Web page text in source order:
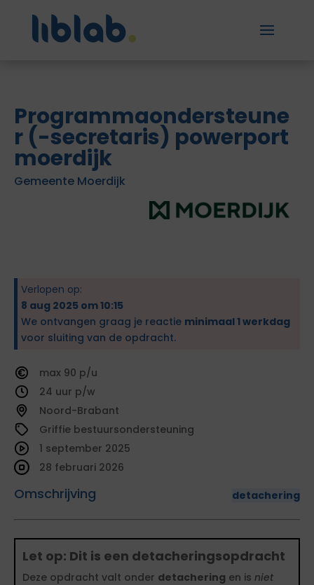
Programmaondersteune
r (-secretaris) powerport
moerdijk
Gemeente Moerdijk
Verlopen op:
8 aug 2025 om 10:15
We ontvangen graag je reactie minimaal 1 werkdag
voor sluiting van de opdracht.
90
24
Noord-Brabant
Griffie bestuursondersteuning
Omschrijving detachering
1 september 2025
28 februari 2026
Let op: Dit is een detacheringsopdracht
Deze opdracht valt onder detachering en is niet